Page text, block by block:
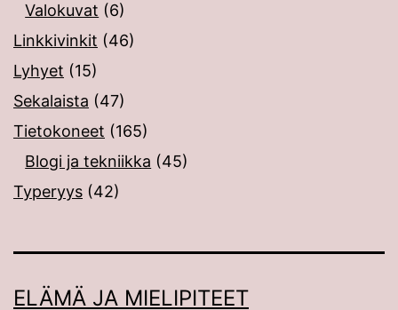
Valokuvat (6)
Linkkivinkit (46)
Lyhyet (15)
Sekalaista (47)
Tietokoneet (165)
Blogi ja tekniikka (45)
Typeryys (42)
ELÄMÄ JA MIELIPITEET